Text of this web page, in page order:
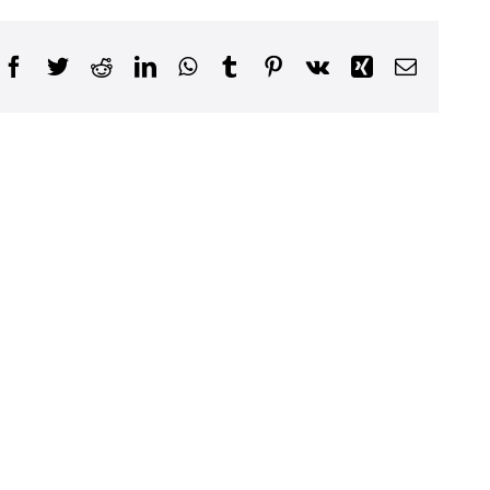
Facebook
TwitterRedditLinkedInWhatsApp
TumblrPinterest
Vk XingEmail